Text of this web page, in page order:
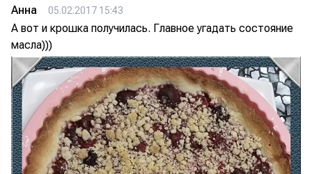
Анна 05.02.2017 15:43
А вот и крошка получилась. Главное угадать состояние
масла)))